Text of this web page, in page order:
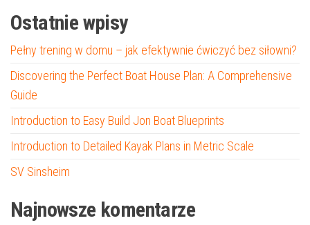
Ostatnie wpisy
Pełny trening w domu – jak efektywnie ćwiczyć bez siłowni?
Discovering the Perfect Boat House Plan: A Comprehensive
Guide
Introduction to Easy Build Jon Boat Blueprints
Introduction to Detailed Kayak Plans in Metric Scale
SV Sinsheim
Najnowsze komentarze